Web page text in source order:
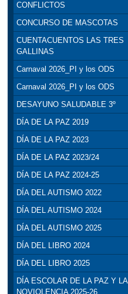
CONFLICTOS
CONCURSO DE MASCOTAS
CUENTACUENTOS LAS TRES
GALLINAS
Carnaval 2026_PI y los ODS
Carnaval 2026_PI y los ODS
DESAYUNO SALUDABLE 3º
DÍA DE LA PAZ 2019
DÍA DE LA PAZ 2023
DÍA DE LA PAZ 2023/24
DÍA DE LA PAZ 2024-25
DÍA DEL AUTISMO 2022
DÍA DEL AUTISMO 2024
DÍA DEL AUTISMO 2025
DÍA DEL LIBRO 2024
DÍA DEL LIBRO 2025
DÍA ESCOLAR DE LA PAZ Y LA
NOVIOLENCIA 2025-26